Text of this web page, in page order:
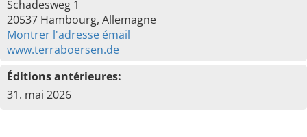
Schadesweg 1
20537 Hambourg, Allemagne
Montrer l'adresse émail
www.terraboersen.de
Éditions antérieures:
31. mai 2026